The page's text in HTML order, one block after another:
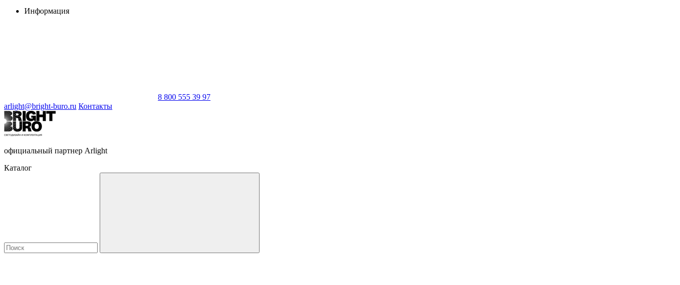
Информация
8 800 555 39 97
arlight@bright-buro.ru Контакты
официальный партнер Arlight
Каталог